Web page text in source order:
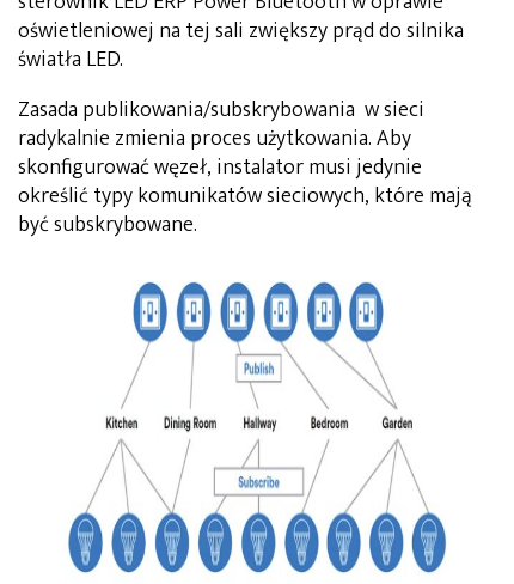
oświetleniowej na tej sali zwiększy prąd do silnika
światła LED.
Zasada publikowania/subskrybowania w sieci
radykalnie zmienia proces użytkowania. Aby
skonfigurować węzeł, instalator musi jedynie
określić typy komunikatów sieciowych, które mają
być subskrybowane.